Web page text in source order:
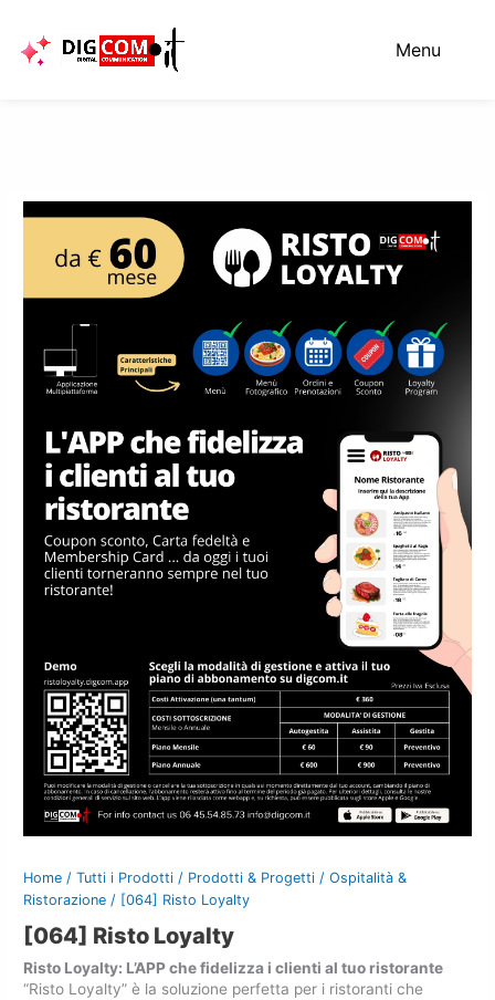
contenuto
Menu
Home /Tutti i Prodotti / Prodotti & Progetti /Ospitalità &
Ristorazione / [064] Risto Loyalty
[064] Risto Loyalty
Risto Loyalty: L’APP che fidelizza i clienti al tuo ristorante
“Risto Loyalty” è la soluzione perfetta per i ristoranti che